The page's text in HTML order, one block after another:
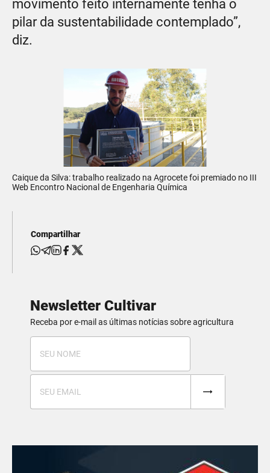
movimento feito internamente tenha o
pilar da sustentabilidade contemplado”,
diz.
Caique da Silva: trabalho realizado na Agrocete foi premiado no III
Web Encontro Nacional de Engenharia Química
Compartilhar
Newsletter Cultivar
Receba por e-mail as últimas notícias sobre agricultura